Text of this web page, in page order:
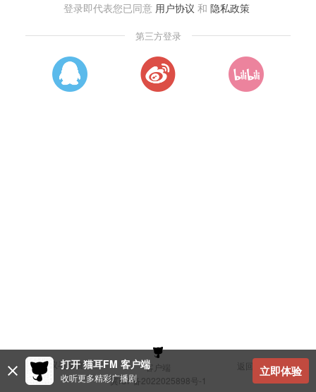
登录即代表您已同意 用户协议 和 隐私政策
第三方登录
建议与反馈 客户端
返回顶部
冀ICP备2022025898号-1
打开 猫耳FM 客户端
收听更多精彩广播剧 立即体验